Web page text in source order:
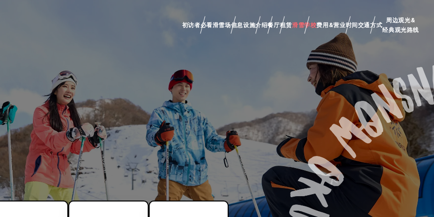
初访者必看滑雪场信息设施介绍餐厅租赁滑雪学校费用&营业时间交通方式
周边观光&
经典观光路线